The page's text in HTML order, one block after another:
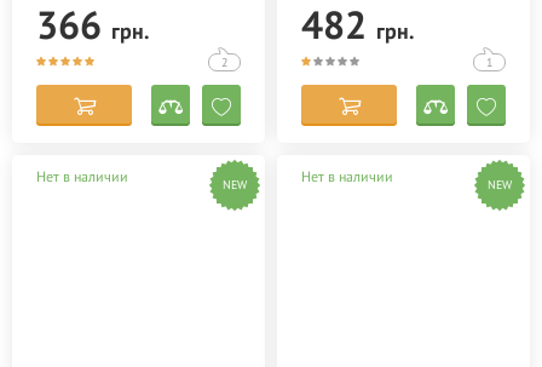
366 грн.
2
482 грн.
1
Нет в наличии NEW Нет в наличии NEW